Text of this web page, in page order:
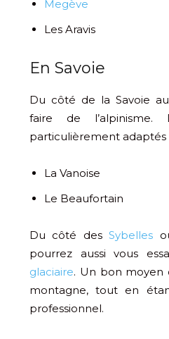
Megève
Les Aravis
En Savoie
Du côté de la Savoie
faire de l’alpinisme.
particulièrement adaptés
La Vanoise
Le Beaufortain
Du côté desSybelles
pourrez aussi vous
glaciaire. Un bon moyen
montagne, tout en
professionnel.